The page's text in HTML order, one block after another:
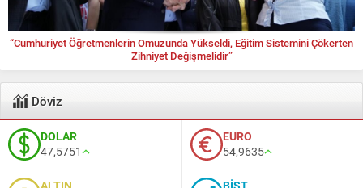
“Cumhuriyet Öğretmenlerin Omuzunda Yükseldi, Eğitim Sistemini Çökerten
Zihniyet Değişmelidir”
Döviz
DOLAR
47,5751
EURO
54,9635